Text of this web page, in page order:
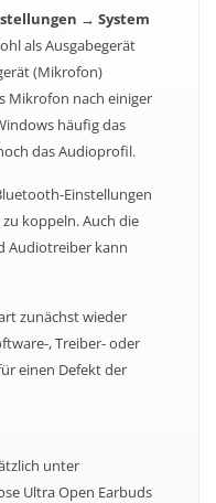
→ System
als Ausgabegerät
(Mikrofon)
Mikrofon nach einiger
häufig das
das Audioprofil.
Einstellungen
koppeln. Auch die
Audiotreiber kann
zunächst wieder
, Treiber- oder
einen Defekt der
unter
Ultra Open Earbuds